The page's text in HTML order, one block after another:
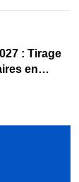
: Tirage
en